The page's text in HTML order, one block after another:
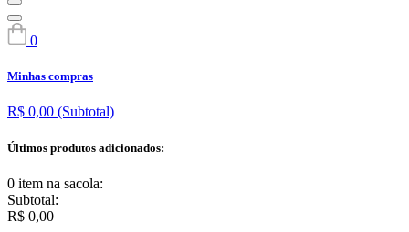
0
Minhas compras
R$ 0,00 (Subtotal)
Últimos produtos adicionados:
0 item na sacola:
Subtotal:
R$ 0,00